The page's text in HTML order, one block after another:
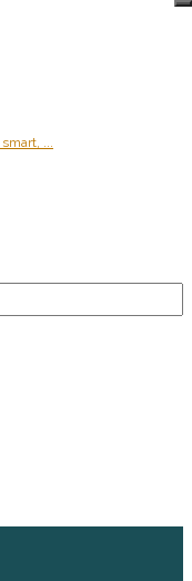
...